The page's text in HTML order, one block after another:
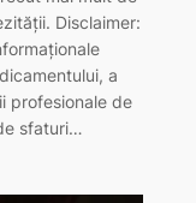
Disclaimer:
a
profesionale de
sfaturi…